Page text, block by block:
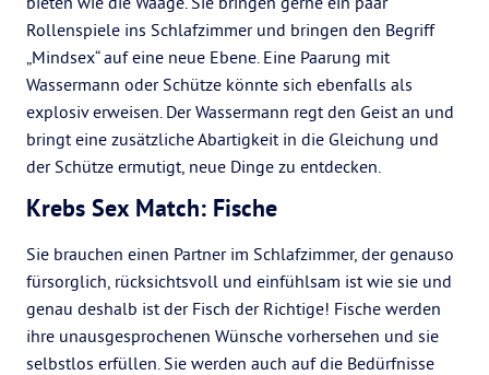
Rollenspiele ins Schlafzimmer und bringen den Begriff
„Mindsex“ auf eine neue Ebene. Eine Paarung mit
Wassermann oder Schütze könnte sich ebenfalls als
explosiv erweisen. Der Wassermann regt den Geist an und
bringt eine zusätzliche Abartigkeit in die Gleichung und
der Schütze ermutigt, neue Dinge zu entdecken.
Krebs Sex Match: Fische
Sie brauchen einen Partner im Schlafzimmer, der genauso
fürsorglich, rücksichtsvoll und einfühlsam ist wie sie und
genau deshalb ist der Fisch der Richtige! Fische werden
ihre unausgesprochenen Wünsche vorhersehen und sie
selbstlos erfüllen. Sie werden auch auf die Bedürfnisse